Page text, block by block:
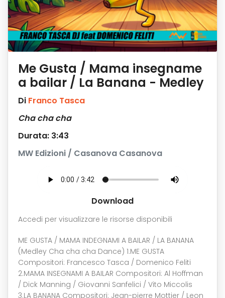
Me Gusta / Mama insegname
a bailar / La Banana - Medley
Di Franco Tasca
Cha cha cha
Durata: 3:43
MW Edizioni / Casanova Casanova
Download
Accedi per visualizzare le risorse disponibili
ME GUSTA / MAMA INDEGNAMI A BAILAR / LA BANANA
(Medley Cha cha cha Dance) 1.ME GUSTA
Compositori: Francesco Tasca / Domenico Feliti
2.MAMA INSEGNAMI A BAILAR Compositori: Al Hoffman
/ Dick Manning / Giovanni Sanfelici / Vito Miccolis
3.LA BANANA Compositori: Jean-pierre Mottier / Leon